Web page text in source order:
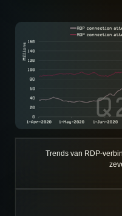
Trends van RDP-